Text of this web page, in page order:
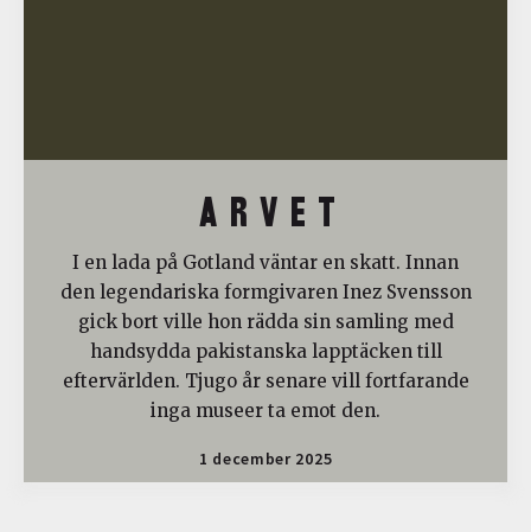
A R V E T
I en lada på Gotland väntar en skatt. Innan
den legendariska formgivaren Inez Svensson
gick bort ville hon rädda sin samling med
handsydda pakistanska lapptäcken till
eftervärlden. Tjugo år senare vill fortfarande
inga museer ta emot den.
1 december 2025